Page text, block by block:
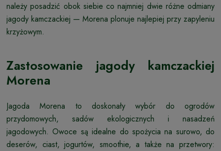
należy posadzić obok siebie co najmniej dwie różne odmiany
jagody kamczackiej — Morena plonuje najlepiej przy zapyleniu
krzyżowym.
Zastosowanie jagody kamczackiej
Morena
Jagoda Morena to doskonały wybór do ogrodów
przydomowych, sadów ekologicznych i nasadzeń
jagodowych. Owoce są idealne do spożycia na surowo, do
deserów, ciast, jogurtów, smoothie, a także na przetwory: